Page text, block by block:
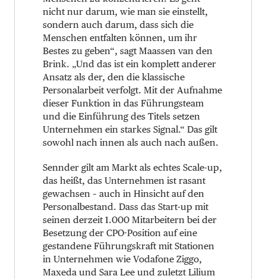
nicht nur darum, wie man sie einstellt,
sondern auch darum, dass sich die
Menschen entfalten können, um ihr
Bestes zu geben“, sagt Maassen van den
Brink. „Und das ist ein komplett anderer
Ansatz als der, den die klassische
Personalarbeit verfolgt. Mit der Aufnahme
dieser Funktion in das Führungsteam
und die Einführung des Titels setzen
Unternehmen ein starkes Signal.“ Das gilt
sowohl nach innen als auch nach außen.
Sennder gilt am Markt als echtes Scale-up,
das heißt, das Unternehmen ist rasant
gewachsen – auch in Hinsicht auf den
Personalbestand. Dass das Start-up mit
seinen derzeit 1.000 Mitarbeitern bei der
Besetzung der CPO-Position auf eine
gestandene Führungskraft mit Stationen
in Unternehmen wie Vodafone Ziggo,
Maxeda und Sara Lee und zuletzt Lilium